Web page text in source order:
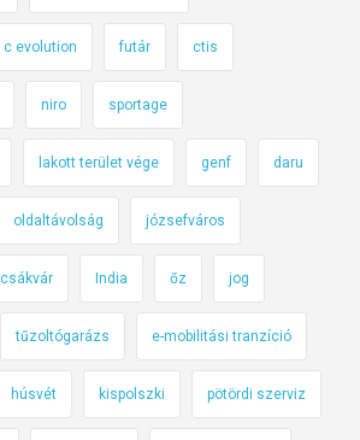
c evolution futár ctis
niro sportage
lakott terület vége genf daru
oldaltávolság józsefváros
csákvár India őz jog
tűzoltógarázs e-mobilitási tranzíció
húsvét kispolszki pötördi szerviz